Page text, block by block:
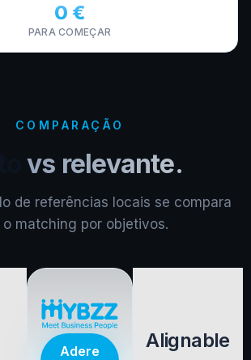
0 €
PARA COMEÇAR
COMPARAÇÃO
vs relevante.
de referências locais se compara
o matching por objetivos.
Adere
Alignable